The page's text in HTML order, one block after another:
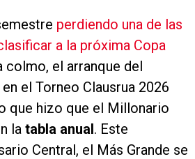
perdiendo una de las
a la próxima Copa
colmo, el arranque del
el Torneo Clausrua 2026
que hizo que el Millonario
la tabla anual. Este
Central, el Más Grande se